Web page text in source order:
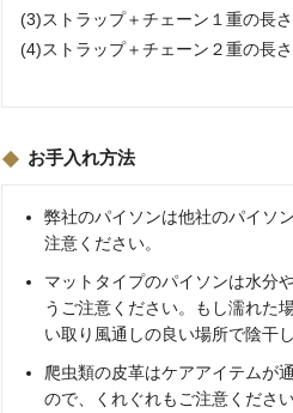
(3)ストラップ＋チェーン１重の長
(4)ストラップ＋チェーン２重の長
お手入れ方法
弊社のパイソンは他社のパイソ
注意ください。
マットタイプのパイソンは水分
うご注意ください。もし濡れた
い取り風通しの良い場所で陰干
爬虫類の皮革はケアアイテムが
ので、くれぐれもご注意ください